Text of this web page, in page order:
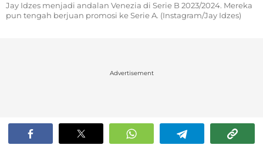
Jay Idzes menjadi andalan Venezia di Serie B 2023/2024. Mereka
pun tengah berjuan promosi ke Serie A. (Instagram/Jay Idzes)
Advertisement